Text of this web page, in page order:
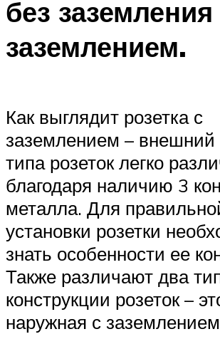
без
заземлением.
Как выглядит розетка с
заземлением – внешний
типа розеток легко
благодаря наличию 3
металла. Для
установки розетки
знать особенности ее
Также различают два
конструкции розеток –
наружная с